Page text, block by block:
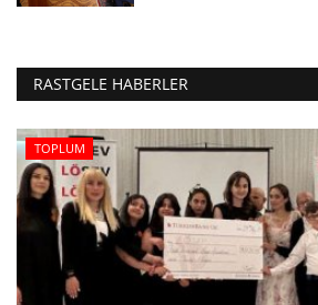
RASTGELE HABERLER
TOPLUM